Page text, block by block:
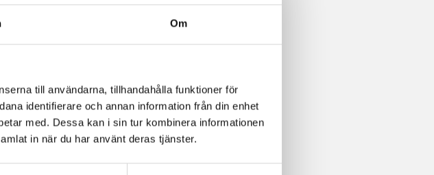
Om
till användarna, tillhandahålla funktioner för
identifierare och annan information från din enhet
med. Dessa kan i sin tur kombinera informationen
in när du har använt deras tjänster.
Skogsbärsfil
2,7% 1000g